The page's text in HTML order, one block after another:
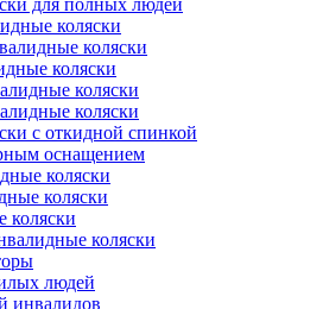
для полных людей
коляски
коляски
коляски
коляски
коляски
с откидной спинкой
оснащением
коляски
коляски
коляски
коляски
людей
инвалидов